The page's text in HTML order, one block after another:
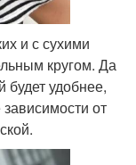
и с сухими
кругом. Да
будет удобнее,
от